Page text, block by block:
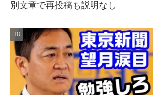
別文章で再投稿も説明なし